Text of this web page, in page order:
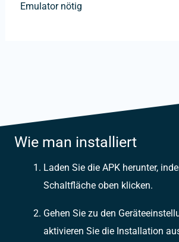
Emulator nötig
Wie man installiert
Laden Sie die APK herunter,
Schaltfläche oben klicken.
Gehen Sie zu den
aktivieren Sie die Installation